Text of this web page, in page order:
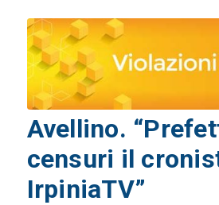
Avellino.
censuri il
IrpiniaTV”